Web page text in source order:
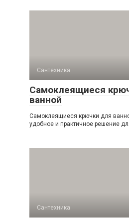
Сантехника
Самоклеящиеся
ванной
Самоклеящиеся крючки для
удобное и практичное решение
Сантехника